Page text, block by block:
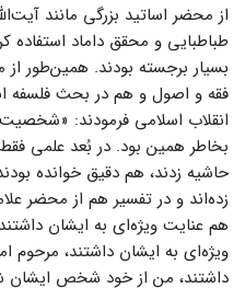
از محضر اساتید بزرگی مانند
طباطبایی و محقق داماد استفاده
بسیار برجسته بودند. همین‌طور
فقه و اصول و هم در بحث فلسفه
انقلاب اسلامی فرمودند:
بخاطر همین بود. در بُعد علمی
حاشیه زدند، هم دقیق خوانده
زده‌اند و در تفسیر هم از محضر
هم عنایت ویژه‌ای به ایشان
ویژه‌ای به ایشان داشتند، مرحوم
داشتند، من از خود شخص ایشان